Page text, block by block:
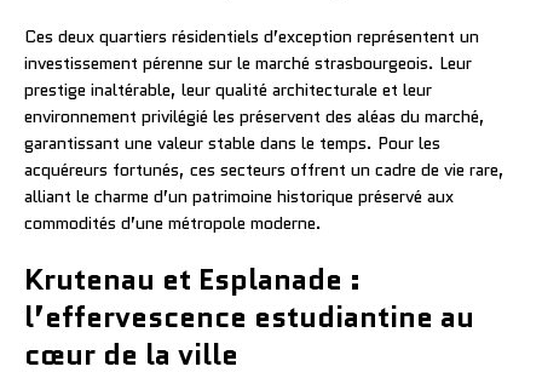
Ces deux quartiers résidentiels d’exception représentent un
investissement pérenne sur le marché strasbourgeois. Leur
prestige inaltérable, leur qualité architecturale et leur
environnement privilégié les préservent des aléas du marché,
garantissant une valeur stable dans le temps. Pour les
acquéreurs fortunés, ces secteurs offrent un cadre de vie rare,
alliant le charme d’un patrimoine historique préservé aux
commodités d’une métropole moderne.
Krutenau et Esplanade :
l’effervescence estudiantine au
cœur de la ville